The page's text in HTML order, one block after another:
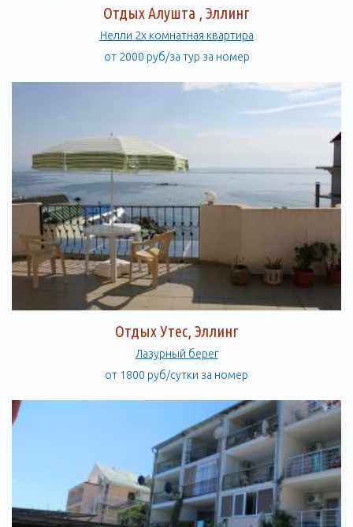
Отдых Алушта , Эллинг
Нелли 2х комнатная квартира
от 2000 руб/за тур за номер
Отдых Утес, Эллинг
Лазурный берег
от 1800 руб/сутки за номер